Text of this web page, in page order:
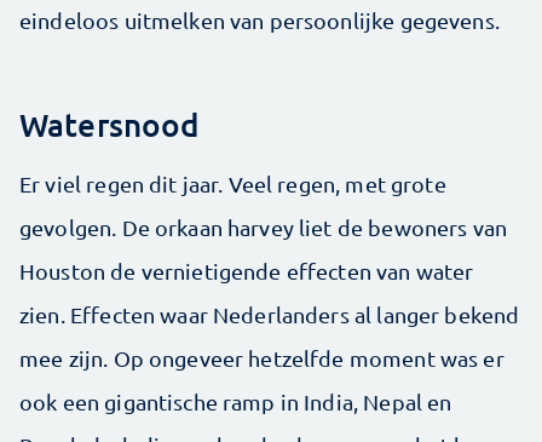
eindeloos uitmelken van persoonlijke gegevens.
Watersnood
Er viel regen dit jaar. Veel regen, met grote
gevolgen. De orkaan harvey liet de bewoners van
Houston de vernietigende effecten van water
zien. Effecten waar Nederlanders al langer bekend
mee zijn. Op ongeveer hetzelfde moment was er
ook een gigantische ramp in India, Nepal en